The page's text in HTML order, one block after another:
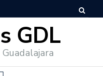
GDL